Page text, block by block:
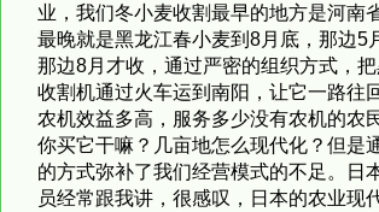
业，我们冬小麦收割最早的地方是河南
最晚就是黑龙江春小麦到8月底，那边5
那边8月才收，通过严密的组织方式，
收割机通过火车运到南阳，让它一路往
农机效益多高，服务多少没有农机的农
你买它干嘛？几亩地怎么现代化？但是
的方式弥补了我们经营模式的不足。日
员经常跟我讲，很感叹，日本的农业现